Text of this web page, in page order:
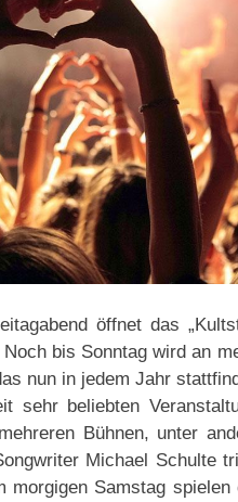
öffnet das
bis Sonntag wird an
nun in jedem Jahr
sehr beliebten
Bühnen, unter
Michael Schulte
morgigen Samstag